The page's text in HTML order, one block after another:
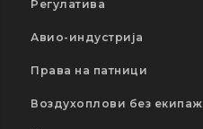
Регулатива
Авио-индустрија
Права на патници
Воздухоплови без екипаж